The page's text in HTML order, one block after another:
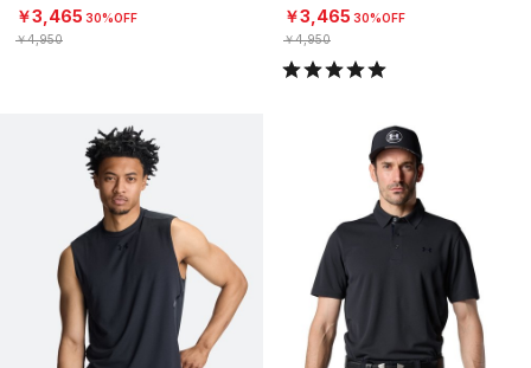
ーニング/WOMEN）
￥3,465 30%OFF
￥4,950
N）
￥3,465 30%OFF
￥4,950